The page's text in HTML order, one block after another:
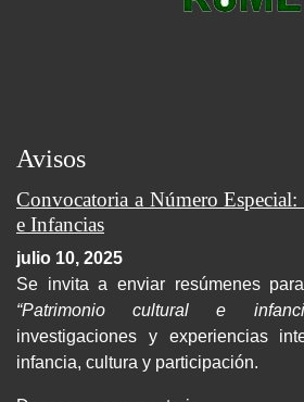
Avisos
Convocatoria a Número
e Infancias
julio 10, 2025
Se invita a enviar resúmenes
“Patrimonio cultural e
investigaciones y experiencias
infancia, cultura y participación.